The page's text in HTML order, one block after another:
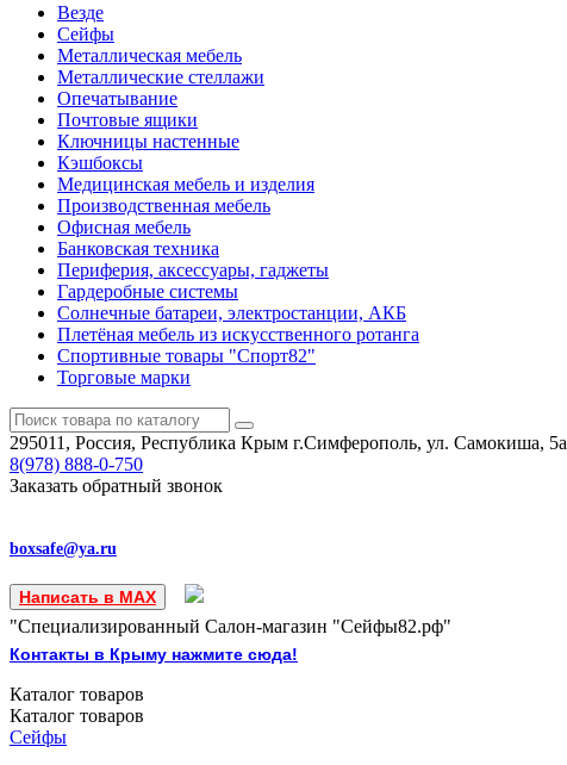
Везде
Сейфы
Металлическая мебель
Металлические стеллажи
Опечатывание
Почтовые ящики
Ключницы настенные
Кэшбоксы
Медицинская мебель и изделия
Производственная мебель
Офисная мебель
Банковская техника
Периферия, аксессуары, гаджеты
Гардеробные системы
Солнечные батареи, электростанции, АКБ
Плетёная мебель из искусственного ротанга
Спортивные товары "Спорт82"
Торговые марки
295011, Россия, Республика Крым г.Симферополь, ул. Самокиша, 5а
8(978) 888-0-750
Заказать обратный звонок
boxsafe@ya.ru
Написать в MAX
"Специализированный Салон-магазин "Сейфы82.рф"
Контакты в Крыму нажмите сюда!
Каталог товаров
Каталог товаров
Сейфы